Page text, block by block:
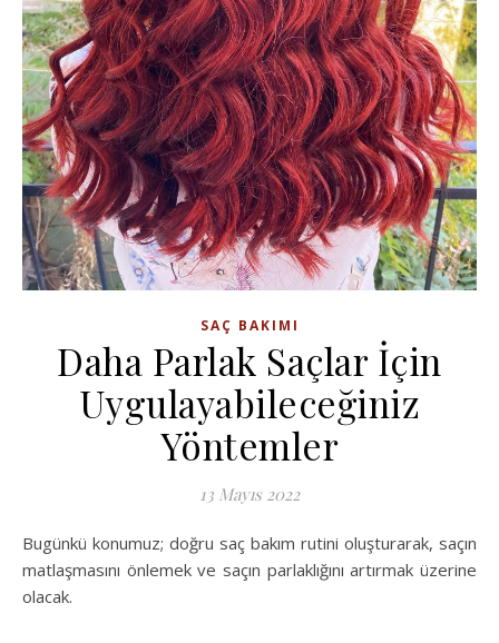
SAÇ BAKIMI
Daha Parlak Saçlar İçin
Uygulayabileceğiniz
Yöntemler
13 Mayıs 2022
Bugünkü konumuz; doğru saç bakım rutini oluşturarak, saçın
matlaşmasını önlemek ve saçın parlaklığını artırmak üzerine
olacak.